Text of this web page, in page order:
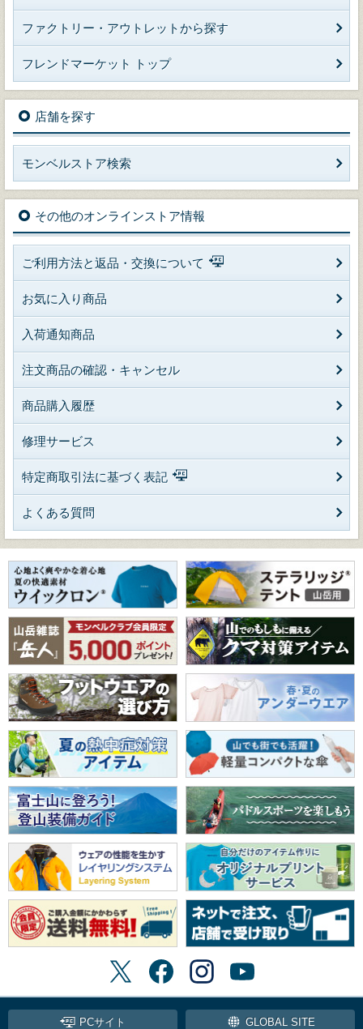
ファクトリー・アウトレットから探す
フレンドマーケット トップ
店舗を探す
モンベルストア検索
その他のオンラインストア情報
ご利用方法と返品・交換について
お気に入り商品
入荷通知商品
注文商品の確認・キャンセル
商品購入履歴
修理サービス
特定商取引法に基づく表記
よくある質問
PCサイト GLOBAL SITE